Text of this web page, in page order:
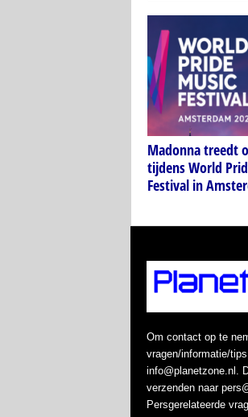
Madonna treedt
tijdens World
Festival in
Om contact op te
vragen/informatie/
info@planetzone.nl.
verzenden naar
Persgerelateerde